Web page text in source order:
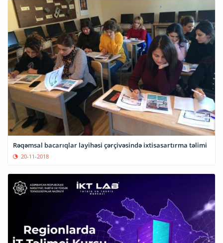
Rəqəmsal bacarıqlar layihəsi çərçivəsində ixtisasartırma təlimi
20-11-2018